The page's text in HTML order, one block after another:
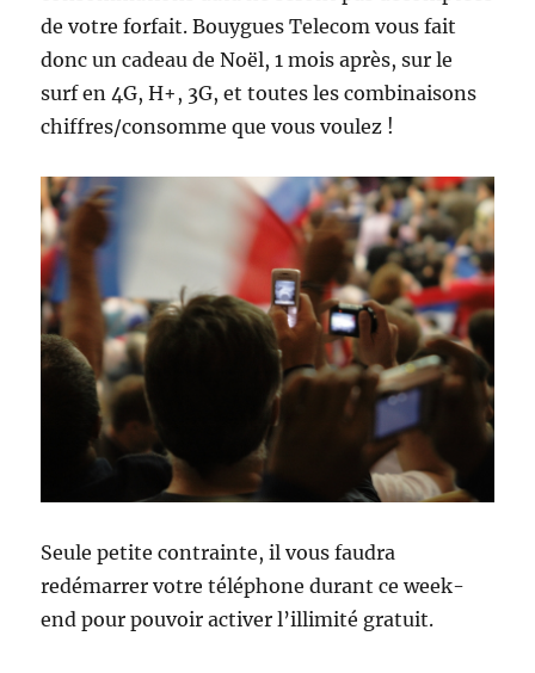
de votre forfait. Bouygues Telecom vous fait
donc un cadeau de Noël, 1 mois après, sur le
surf en 4G, H+, 3G, et toutes les combinaisons
chiffres/consomme que vous voulez !
Seule petite contrainte, il vous faudra
redémarrer votre téléphone durant ce week-
end pour pouvoir activer l’illimité gratuit.